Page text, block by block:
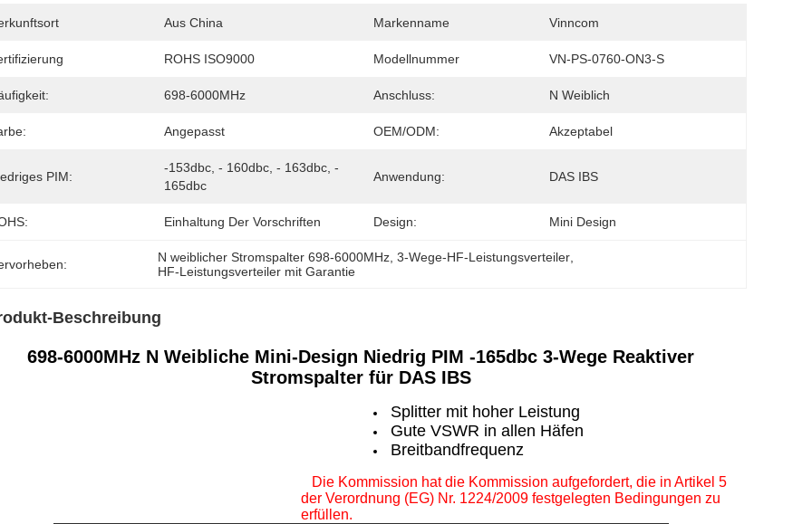
Aus China Markenname Vinncom
ROHS ISO9000 Modellnummer VN-PS-0760-ON3-S
698-6000MHz Anschluss: N Weiblich
Angepasst OEM/ODM: Akzeptabel
PIM:
-153dbc, - 160dbc, - 163dbc, -
165dbc
Anwendung: DAS IBS
Einhaltung Der Vorschriften Design: Mini Design
N weiblicher Stromspalter 698-6000MHz , 3-Wege-HF-Leistungsverteiler
HF-Leistungsverteiler mit Garantie
Beschreibung
698-6000MHz N Weibliche Mini-Design Niedrig PIM -165dbc 3-Wege Reaktiver
Stromspalter für DAS IBS
Splitter mit hoher Leistung
Gute VSWR in allen Häfen
Breitbandfrequenz
Die Kommission hat die Kommission aufgefordert, die in Artikel 5
der Verordnung (EG) Nr. 1224/2009 festgelegten Bedingungen zu
erfüllen.